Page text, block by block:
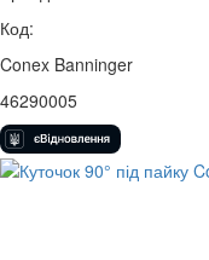
Код:
Conex Banninger
46290005